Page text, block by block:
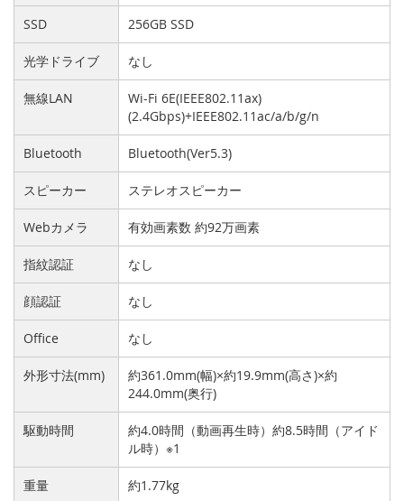
SSD 256GB SSD
光学ドライブ なし
無線LAN
Wi-Fi 6E(IEEE802.11ax)
(2.4Gbps)+IEEE802.11ac/a/b/g/n
Bluetooth Bluetooth(Ver5.3)
スピーカー ステレオスピーカー
Webカメラ 有効画素数 約92万画素
指紋認証 なし
顔認証 なし
Office なし
外形寸法(mm)
約361.0mm(幅)×約19.9mm(高さ)×約
244.0mm(奥行)
駆動時間
約4.0時間（動画再生時）約8.5時間（アイド
ル時）※1
重量 約1.77kg